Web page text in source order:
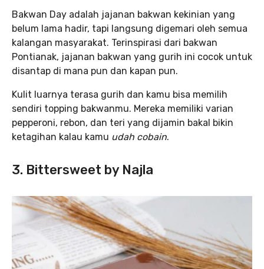
Bakwan Day adalah jajanan bakwan kekinian yang
belum lama hadir, tapi langsung digemari oleh semua
kalangan masyarakat. Terinspirasi dari bakwan
Pontianak, jajanan bakwan yang gurih ini cocok untuk
disantap di mana pun dan kapan pun.
Kulit luarnya terasa gurih dan kamu bisa memilih
sendiri topping bakwanmu. Mereka memiliki varian
pepperoni, rebon, dan teri yang dijamin bakal bikin
ketagihan kalau kamu udah cobain.
3. Bittersweet by Najla